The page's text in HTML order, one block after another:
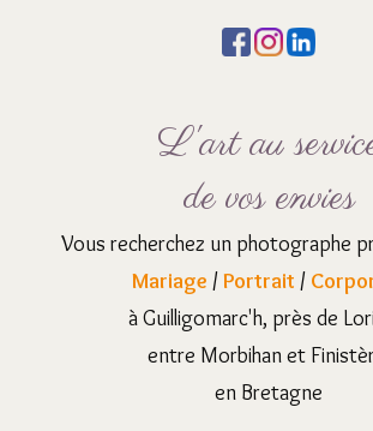
L'art au
de vos envies
Vous recherchez un photographe
Mariage /Portrait /
à Guilligomarc'h, près de
entre Morbihan et
en Bretagne